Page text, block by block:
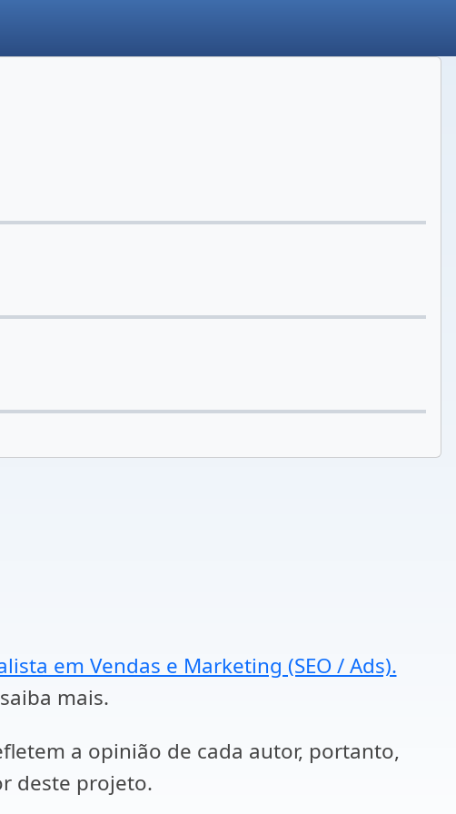
em Vendas e Marketing (SEO / Ads).
mais.
a opinião de cada autor, portanto,
deste projeto.